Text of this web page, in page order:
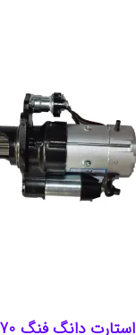
استارت دانگ فنگ R270